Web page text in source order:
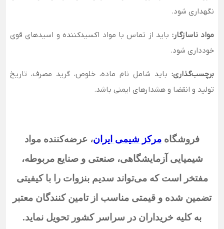
نگهداری شود.
مواد ناسازگار: باید از تماس با مواد اکسیدکننده و اسیدهای قوی
خودداری شود.
برچسب‌گذاری: باید شامل نام ماده، خلوص، گرید مصرف، تاریخ
تولید و انقضا و هشدارهای ایمنی باشد.
فروشگاه مرکز شیمی ایران، عرضه‌کننده مواد
شیمیایی آزمایشگاهی، صنعتی و صنایع مربوطه،
مفتخر است که می‌تواند سدیم بنزوات را
با کیفیتی
تضمین شده و قیمتی مناسب از تامین کنندگان معتبر
به کلیه خریداران در سراسر کشور تحویل نماید.